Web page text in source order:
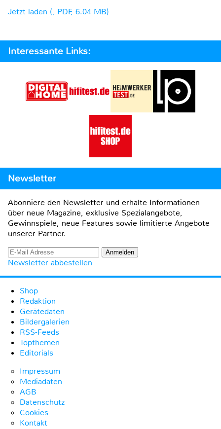
Jetzt laden (, PDF, 6.04 MB)
Interessante Links:
Newsletter
Abonniere den Newsletter und erhalte Informationen
über neue Magazine, exklusive Spezialangebote,
Gewinnspiele, neue Features sowie limitierte Angebote
unserer Partner.
Newsletter abbestellen
Shop
Redaktion
Gerätedaten
Bildergalerien
RSS-Feeds
Topthemen
Editorials
Impressum
Mediadaten
AGB
Datenschutz
Cookies
Kontakt